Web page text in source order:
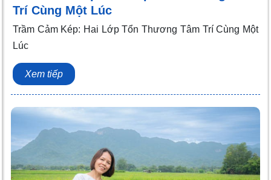
Trí Cùng Một Lúc
Trầm Cảm Kép: Hai Lớp Tổn Thương Tâm Trí Cùng Một
Lúc
Xem tiếp